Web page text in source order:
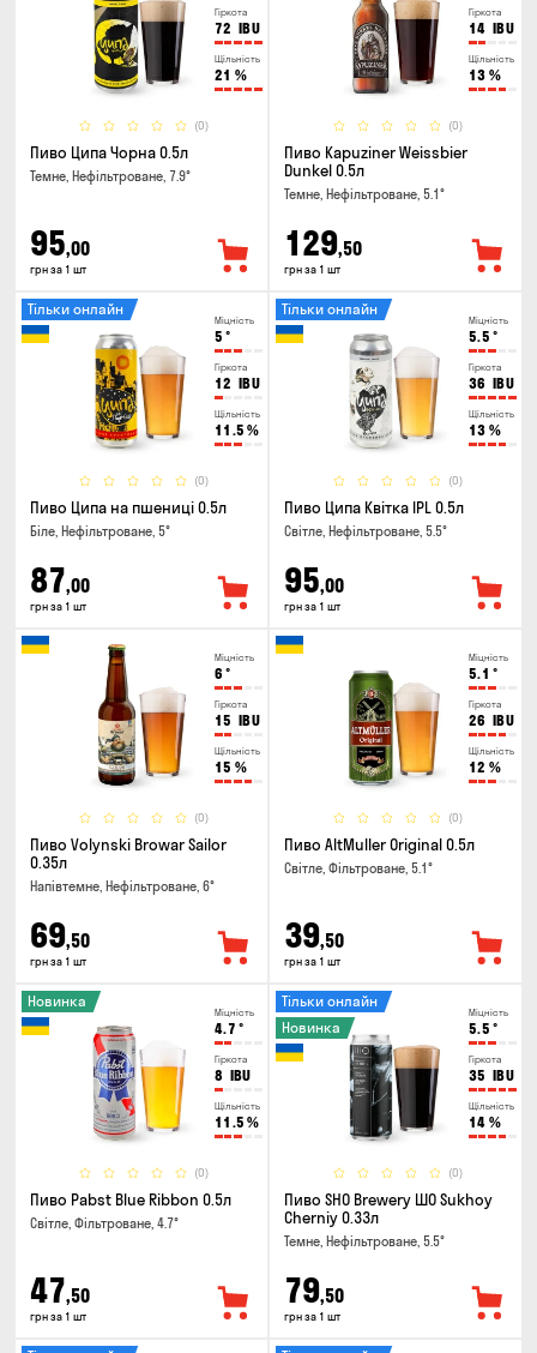
Гіркота
72 IBU
Щільність
21 %
(0)
Пиво Ципа Чорна 0.5л
Темне, Нефільтроване, 7.9°
95,00
грн за 1 шт
Гіркота
14 IBU
Щільність
13 %
(0)
Пиво Kapuziner Weissbier
Dunkel 0.5л
Темне, Нефільтроване, 5.1°
129,50
грн за 1 шт
Міцність
5 °
Гіркота
12 IBU
Щільність
11.5 %
(0)
Тільки онлайн
Пиво Ципа на пшениці 0.5л
Біле, Нефільтроване, 5°
87,00
грн за 1 шт
Міцність
5.5 °
Гіркота
36 IBU
Щільність
13 %
(0)
Тільки онлайн
Пиво Ципа Квітка IPL 0.5л
Світле, Нефільтроване, 5.5°
95,00
грн за 1 шт
Міцність
6 °
Гіркота
15 IBU
Щільність
15 %
(0)
Пиво Volynski Browar Sailor
0.35л
Напівтемне, Нефільтроване, 6°
69,50
грн за 1 шт
Міцність
5.1 °
Гіркота
26 IBU
Щільність
12 %
(0)
Пиво AltMuller Original 0.5л
Світле, Фільтроване, 5.1°
39,50
грн за 1 шт
Міцність
4.7 °
Гіркота
8 IBU
Щільність
11.5 %
(0)
Новинка
Пиво Pabst Blue Ribbon 0.5л
Світле, Фільтроване, 4.7°
47,50
грн за 1 шт
Міцність
5.5 °
Гіркота
35 IBU
Щільність
14 %
(0)
Тільки онлайн
Новинка
Пиво SHO Brewery ШО Sukhoy
Cherniy 0.33л
Темне, Нефільтроване, 5.5°
79,50
грн за 1 шт